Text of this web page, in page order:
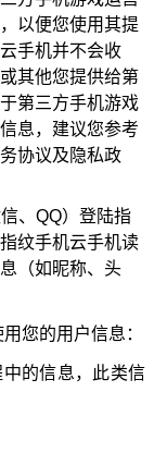
以便您使用其提
手机并不会收
其他您提供给第
第三方手机游戏
息，建议您参考
协议及隐私政
、QQ）登陆指
纹手机云手机读
（如昵称、头
您的用户信息：
的信息，此类信